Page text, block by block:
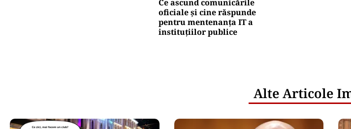
Ce ascund comunicările
oficiale și cine răspunde
pentru mentenanța IT a
instituțiilor publice
Alte Articole